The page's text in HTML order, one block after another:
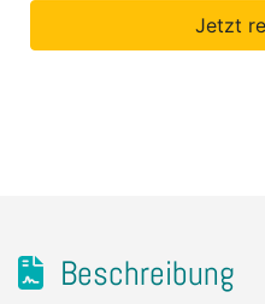
Jetzt
Beschreibung